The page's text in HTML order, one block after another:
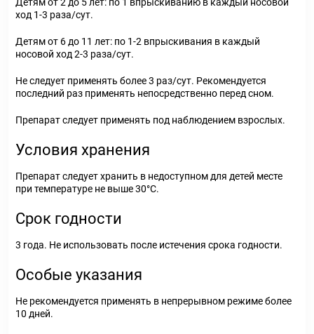
ход 1-3 раза/сут.
Детям от 6 до 11 лет: по 1-2 впрыскивания в каждый
носовой ход 2-3 раза/сут.
Не следует применять более 3 раз/сут. Рекомендуется
последний раз применять непосредственно перед сном.
Препарат следует применять под наблюдением взрослых.
Условия хранения
Препарат следует хранить в недоступном для детей месте
при температуре не выше 30°C.
Срок годности
3 года. Не использовать после истечения срока годности.
Особые указания
Не рекомендуется применять в непрерывном режиме более
10 дней.